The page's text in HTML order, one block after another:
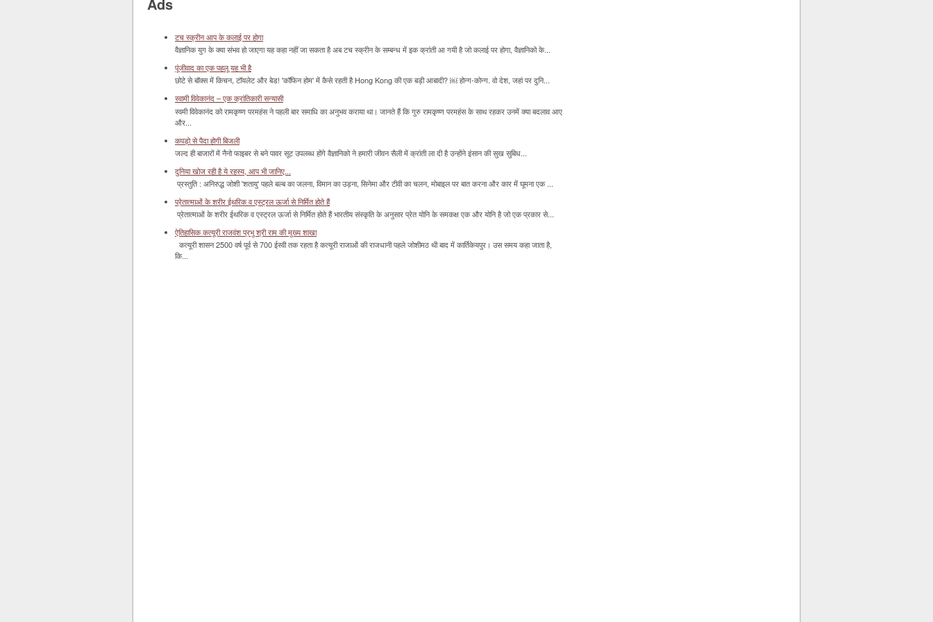
टच स्क्रीन आप के कलाई पर होगा
वैज्ञानिक युग के क्या संभव हो जाएगा यह कहा नहीं जा सकता है अब टच स्क्रीन के सम्बन्ध में इक क्रांती आ गयी है जो कलाई पर होगा, वैज्ञानिको के...
पूंजीवाद का एक पहलू यह भी है
छोटे से बॉक्‍स में किचन, टॉयलेट और बेड! 'कॉफिन होम' में कैसे रहती है Hong Kong की एक बड़ी आबादी? ￼ होन्ग-कोन्ग. वो देश, जहां पर दुनि...
स्वामी विवेकानंद – एक क्रांतिकारी सन्यासी
स्वमी विवेकानंद को रामकृष्ण परमहंस ने पहली बार समाधि का अनुभव कराया था। जानते हैं कि गुरु रामकृष्ण परमहंस के साथ रहकर उनमें क्या बदलाव आए
और...
कपड़ो से पैदा होगी बिजली
जल्द ही बाजारों में नैनो फाइबर से बने पावर सूट उपलब्ध होंगे वैज्ञानिको ने हमारी जीवन सैली में क्रांती ला दी है उन्होंने इंसान की सुख सुबिध...
दुनिया खोज रही है ये रहस्य, आप भी जानिए...
प्रस्तुति : अनिरुद्ध जोशी 'शतायु' पहले बल्ब का जलना, विमान का उड़ना, सिनेमा और टीवी का चलन, मोबाइल पर बात करना और कार में घूमना एक ...
प्रेतात्माओं के शरीर ईथरिक व एस्ट्रल ऊर्जा से निर्मित होते हैं
प्रेतात्माओं के शरीर ईथरिक व एस्ट्रल ऊर्जा से निर्मित होते हैं भारतीय संस्कृति के अनुसार प्रेत योनि के समकक्ष एक और योनि है जो एक प्रकार से...
ऐतिहासिक कत्यूरी राजवंश प्रभु श्री राम की मुख्य शाखा
कत्यूरी शासन 2500 वर्ष पूर्व से 700 ईस्वी तक रहता है कत्यूरी राजाओं की राजधानी पहले जोशीमठ थी बाद में कार्तिकेयपुर। उस समय कहा जाता है,
कि...